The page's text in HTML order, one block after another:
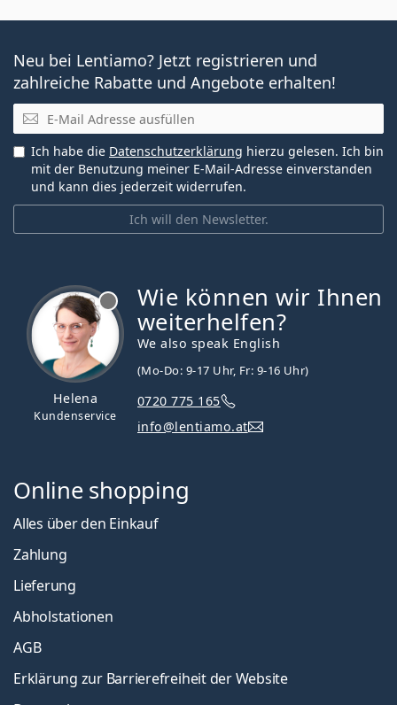
Neu bei Lentiamo? Jetzt registrieren und
zahlreiche Rabatte und Angebote erhalten!
E-Mail
Ich will den Newsletter.
Ich habe die Datenschutzerklärung hierzu gelesen. Ich bin
mit der Benutzung meiner E-Mail-Adresse einverstanden
und kann dies jederzeit widerrufen.
Helena
Kundenservice
Wie können wir Ihnen
weiterhelfen?
We also speak English
(Mo-Do: 9-17 Uhr, Fr: 9-16 Uhr)
0720 775 165
info@lentiamo.at
Online shopping
Alles über den Einkauf
Zahlung
Lieferung
Abholstationen
AGB
Erklärung zur Barrierefreiheit der Website